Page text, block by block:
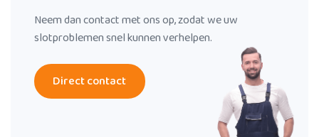
Neem dan contact met ons op, zodat we uw
slotproblemen snel kunnen verhelpen.
Direct contact